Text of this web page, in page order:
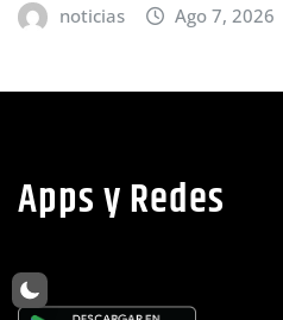
noticias Ago 7, 2026
Apps y Redes